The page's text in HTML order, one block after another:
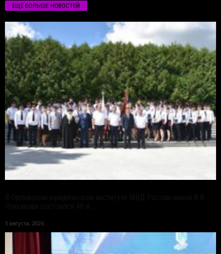
ЕЩЁ БОЛЬШЕ НОВОСТЕЙ
3 августа, 2026